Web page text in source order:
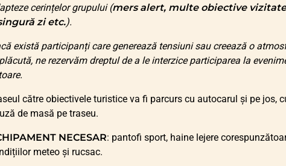
cerințelor grupului (mers alert, multe obiective
zi etc.).
există participanți care generează tensiuni sau creează o
ne rezervăm dreptul de a le interzice participarea la
către obiectivele turistice va fi parcurs cu autocarul și pe jos,
de masă pe traseu.
NECESAR: pantofi sport, haine lejere
meteo și rucsac.